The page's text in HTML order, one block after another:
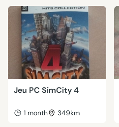
Jeu PC SimCity 4
1 month 349km